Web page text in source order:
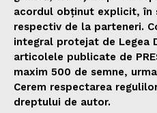
acordul obținut explicit, în
respectiv de la parteneri.
integral protejat de Legea
articolele publicate de
maxim 500 de semne,
Cerem respectarea
dreptului de autor.